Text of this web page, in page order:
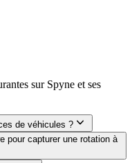
sur Spyne et ses
de véhicules ?
pour capturer une rotation à